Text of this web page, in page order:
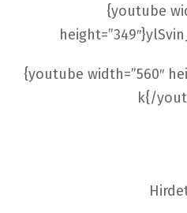
{youtube
{youtube width=”560″
k{/